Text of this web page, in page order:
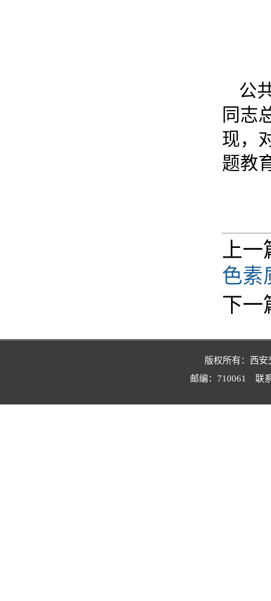
公
同志
现，
题教
上
色素
下一
版权所有：西安
邮编：710061 联